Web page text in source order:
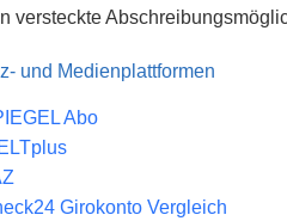
versteckte
und Medienplattformen
Abo
Girokonto Vergleich